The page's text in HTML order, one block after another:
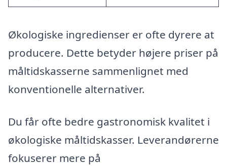
Økologiske ingredienser er ofte dyrere at
producere. Dette betyder højere priser på
måltidskasserne sammenlignet med
konventionelle alternativer.
Du får ofte bedre gastronomisk kvalitet i
økologiske måltidskasser. Leverandørerne
fokuserer mere på